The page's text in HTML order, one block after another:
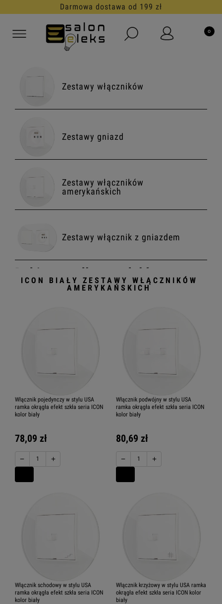
30 dni na darmowy zwrot
Zestawy włączników
Zestawy gniazd
Zestawy włączników
amerykańskich
Zestawy włącznik z gniazdem
Dobierz według modułów
Karlik ICON
włącznik Trzyklawiszowy
Karlik ICON moduły elektroniczne
Karlik ICON gniazda elektryczne
Karlik ICON gniazda komputerowe
ICON BIAŁY ZESTAWY WŁĄCZNIKÓW
AMERYKAŃSKICH
Włącznik pojedynczy w stylu USA
ramka okrągła efekt szkła seria ICON
kolor biały
78,09 zł
− +
Włącznik podwójny w stylu USA
ramka okrągła efekt szkła seria ICON
kolor biały
80,69 zł
− +
Włącznik schodowy w stylu USA
ramka okrągła efekt szkła seria ICON
kolor biały
Włącznik krzyżowy w stylu USA ramka
okrągła efekt szkła seria ICON kolor
biały